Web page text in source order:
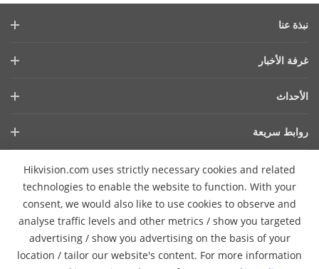
Hikvision.com uses strictly necessary cookies and related
technologies to enable the website to function. With your
consent, we would also like to use cookies to observe and
analyse traffic levels and other metrics / show you targeted
advertising / show you advertising on the basis of your
location / tailor our website's content. For more information
نبذة عنا
الأمن السيبراني
تركز علي الجودة
اتصل بنا
غرفة الأخبار
قصص النجاح
الأحداث
روابط سريعة
أماكن الشراء
الدعم عبر الإنترنت
اتصل بنا
اشترك في النشرة الإخبارية